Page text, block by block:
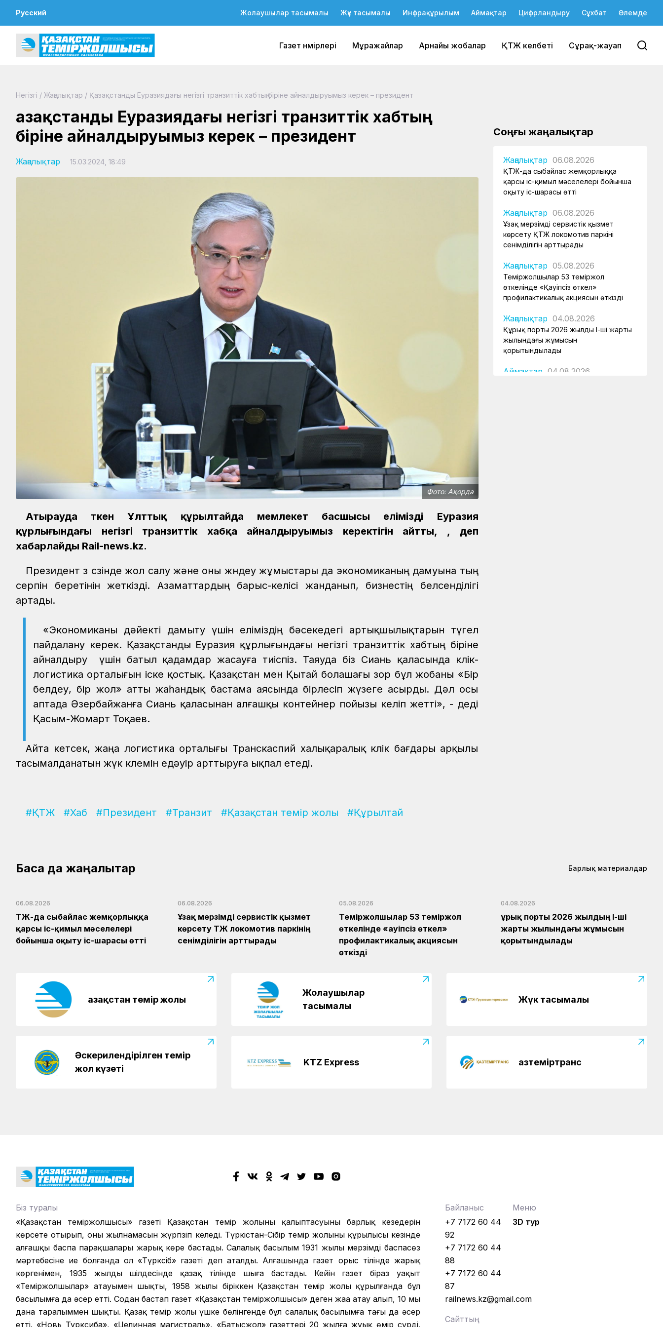
Русский Жолаушылар тасымалы Жүк тасымалы Инфрақұрылым Аймақтар Цифрландыру Сұхбат Әлемде
Газет нөмірлері Мұражайлар Арнайы жобалар ҚТЖ келбеті Сұрақ-жауап
Негізгі / Жаңалықтар / Қазақстанды Еуразиядағы негізгі транзиттік хабтың біріне айналдыруымыз керек – президент
Қазақстанды Еуразиядағы негізгі транзиттік хабтың
біріне айналдыруымыз керек – президент
Жаңалықтар 15.03.2024, 18:49
Фото: Ақорда
Атырауда өткен Ұлттық құрылтайда мемлекет басшысы елімізді Еуразия
құрлығындағы негізгі транзиттік хабқа айналдыруымыз керектігін айтты, , деп
хабарлайды Rail-news.kz.
Президент өз сөзінде жол салу және оны жөндеу жұмыстары да экономиканың дамуына тың
серпін беретінін жеткізді. Азаматтардың барыс-келісі жанданып, бизнестің белсенділігі
артады.
«Экономиканы дәйекті дамыту үшін еліміздің бәсекедегі артықшылықтарын түгел
пайдалану керек. Қазақстанды Еуразия құрлығындағы негізгі транзиттік хабтың біріне
айналдыру үшін батыл қадамдар жасауға тиіспіз. Таяуда біз Сиань қаласында көлік-
логистика орталығын іске қостық. Қазақстан мен Қытай болашағы зор бұл жобаны «Бір
белдеу, бір жол» атты жаһандық бастама аясында бірлесіп жүзеге асырды. Дәл осы
аптада Әзербайжанға Сиань қаласынан алғашқы контейнер пойызы келіп жетті», - деді
Қасым-Жомарт Тоқаев.
Айта кетсек, жаңа логистика орталығы Транскаспий халықаралық көлік бағдары арқылы
тасымалданатын жүк көлемін едәуір арттыруға ықпал етеді.
#ҚТЖ #Хаб #Президент #Транзит #Қазақстан темір жолы #Құрылтай
Соңғы жаңалықтар
Жаңалықтар 06.08.2026
ҚТЖ-да сыбайлас жемқорлыққа
қарсы іс-қимыл мәселелері бойынша
оқыту іс-шарасы өтті
Жаңалықтар 06.08.2026
Ұзақ мерзімді сервистік қызмет
көрсету ҚТЖ локомотив паркінің
сенімділігін арттырады
Жаңалықтар 05.08.2026
Теміржолшылар 53 теміржол
өткелінде «Қауіпсіз өткел»
профилактикалық акциясын өткізді
Жаңалықтар 04.08.2026
Құрық порты 2026 жылдың І-ші жарты
жылындағы жұмысын
қорытындылады
Аймақтар 04.08.2026
04.08.2026
Жаңалықтар 04.08.2026
Теміржолшылардың мерекелік
Басқа да жаңалықтар Барлық материалдар
06.08.2026
ҚТЖ-да сыбайлас жемқорлыққа
қарсы іс-қимыл мәселелері
бойынша оқыту іс-шарасы өтті
06.08.2026
Ұзақ мерзімді сервистік қызмет
көрсету ҚТЖ локомотив паркінің
сенімділігін арттырады
05.08.2026
Теміржолшылар 53 теміржол
өткелінде «Қауіпсіз өткел»
профилактикалық акциясын
өткізді
04.08.2026
Құрық порты 2026 жылдың І-ші
жарты жылындағы жұмысын
қорытындылады
Қазақстан темір жолы
Жолаушылар
тасымалы
Жүк тасымалы
Әскерилендірілген темір
жол күзеті
KTZ Express Қазтеміртранс
Біз туралы
«Қазақстан теміржолшысы» газеті Қазақстан темір жолының қалыптасуының барлық кезеңдерін
көрсете отырып, оның жылнамасын жүргізіп келеді. Түркістан-Сібір темір жолының құрылысы кезінде
алғашқы баспа парақшалары жарық көре бастады. Салалық басылым 1931 жылы мерзімді баспасөз
мәртебесіне ие болғанда ол «Түрксіб» газеті деп аталды. Алғашында газет орыс тілінде жарық
көргенімен, 1935 жылдың шілдесінде қазақ тілінде шыға бастады. Кейін газет біраз уақыт
«Теміржолшылар» атауымен шықты, 1958 жылы біріккен Қазақстан темір жолы құрылғанда бұл
басылымға да әсер етті. Содан бастап газет «Қазақстан теміржолшысы» деген жаңа атау алып, 10 мың
дана таралыммен шықты. Қазақ темір жолы үшке бөлінгенде бұл салалық басылымға тағы да әсер
етті. «Новь Турксиба», «Целинная магистраль», «Батысжол» газеттері 20 жылға жуық өмір сүрді.
Байланыс
+7 7172 60 44
92
+7 7172 60 44
88
+7 7172 60 44
87
railnews.kz@gmail.com
Сайттың
Меню
3D тур